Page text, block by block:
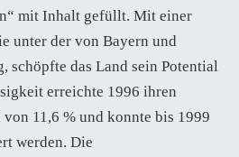
mit Inhalt gefüllt. Mit einer
unter der von Bayern und
schöpfte das Land sein Potential
erreichte 1996 ihren
11,6 % und konnte bis 1999
werden. Die